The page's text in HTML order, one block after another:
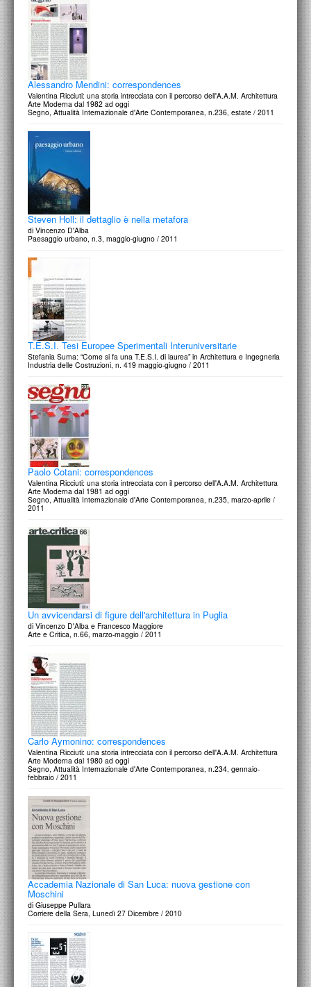
Alessandro Mendini: correspondences
Valentina Ricciuti: una storia intrecciata con il percorso dell'A.A.M. Architettura
Arte Moderna dal 1982 ad oggi
Segno, Attualità Internazionale d'Arte Contemporanea, n.236, estate / 2011
Steven Holl: il dettaglio è nella metafora
di Vincenzo D'Alba
Paesaggio urbano, n.3, maggio-giugno / 2011
T.E.S.I. Tesi Europee Sperimentali Interuniversitarie
Stefania Suma: “Come si fa una T.E.S.I. di laurea” in Architettura e Ingegneria
Industria delle Costruzioni, n. 419 maggio-giugno / 2011
Paolo Cotani: correspondences
Valentina Ricciuti: una storia intrecciata con il percorso dell'A.A.M. Architettura
Arte Moderna dal 1981 ad oggi
Segno, Attualità Internazionale d'Arte Contemporanea, n.235, marzo-aprile /
2011
Un avvicendarsi di figure dell'architettura in Puglia
di Vincenzo D'Alba e Francesco Maggiore
Arte e Critica, n.66, marzo-maggio / 2011
Carlo Aymonino: correspondences
Valentina Ricciuti: una storia intrecciata con il percorso dell'A.A.M. Architettura
Arte Moderna dal 1980 ad oggi
Segno, Attualità Internazionale d'Arte Contemporanea, n.234, gennaio-
febbraio / 2011
Accademia Nazionale di San Luca: nuova gestione con
Moschini
di Giuseppe Pullara
Corriere della Sera, Lunedì 27 Dicembre / 2010